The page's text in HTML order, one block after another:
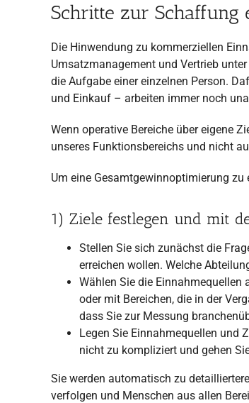
Schritte zur Schaffung
Die Hinwendung zu kommerziellen
Umsatzmanagement und Vertrieb
die Aufgabe einer einzelnen Person.
und Einkauf – arbeiten immer noch
Wenn operative Bereiche über eigene
unseres Funktionsbereichs und nicht
Um eine Gesamtgewinnoptimierung
1) Ziele festlegen und mit
Stellen Sie sich zunächst die
erreichen wollen. Welche
Wählen Sie die Einnahmequellen
oder mit Bereichen, die in der
dass Sie zur Messung
Legen Sie Einnahmequellen und
nicht zu kompliziert und gehen
Sie werden automatisch zu
verfolgen und Menschen aus allen